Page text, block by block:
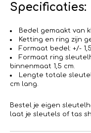
Specificaties:
Bedel gemaakt van
Ketting en ring zijn
Formaat bedel: +/-
Formaat ring
binnenmaat 1,5 cm.
Lengte totale
cm lang.
Bestel je eigen
laat je sleutels of tas